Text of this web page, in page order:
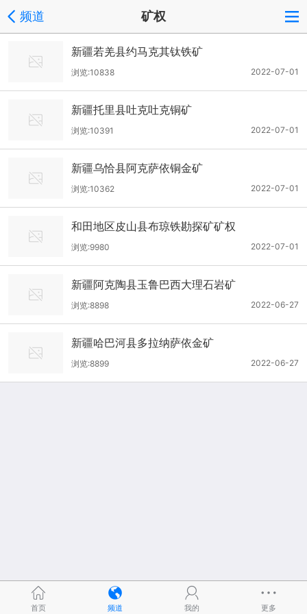
频道 矿权
新疆若羌县约马克其钛铁矿
2022-07-01
浏览:10838
新疆托里县吐克吐克铜矿
2022-07-01
浏览:10391
新疆乌恰县阿克萨依铜金矿
2022-07-01
浏览:10362
和田地区皮山县布琼铁勘探矿矿权
2022-07-01
浏览:9980
新疆阿克陶县玉鲁巴西大理石岩矿
2022-06-27
浏览:8898
新疆哈巴河县多拉纳萨依金矿
2022-06-27
浏览:8899
首页 频道 我的 更多